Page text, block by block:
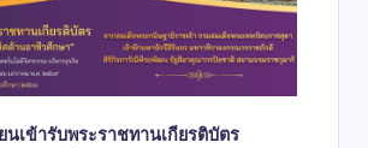
นเข้ารับพระราชทานเกียรติบัตร